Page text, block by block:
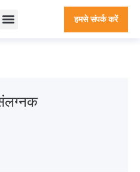
हमसे संपर्क करें